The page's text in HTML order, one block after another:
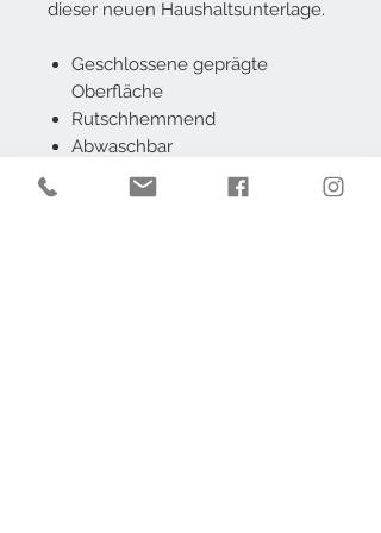
dieser neuen Haushaltsunterlage.
Geschlossene geprägte
Oberfläche
Rutschhemmend
Abwaschbar
Polstert und schützt
Waschbar bis 40 °C